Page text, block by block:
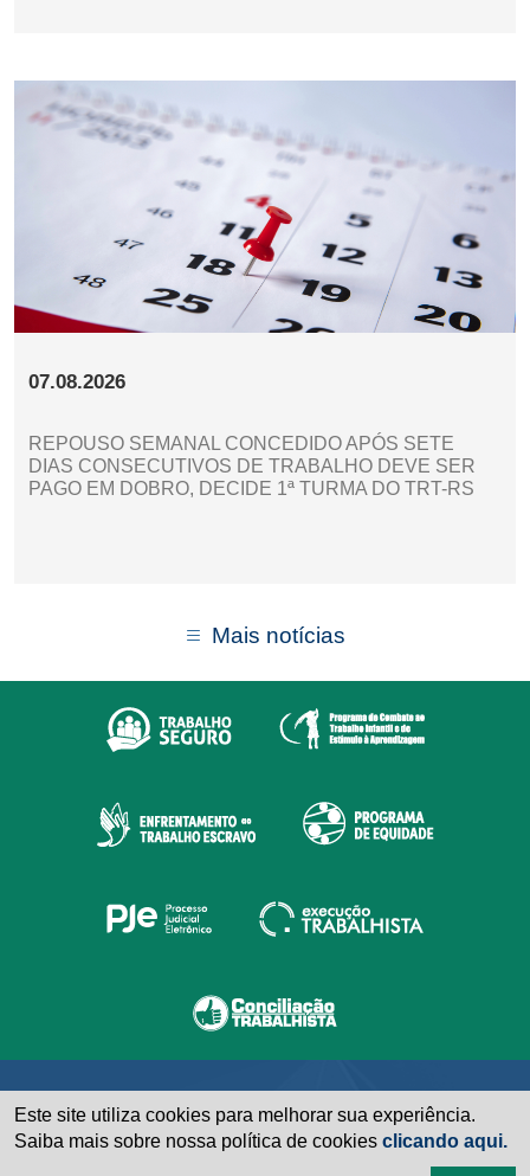
07.08.2026
REPOUSO SEMANAL CONCEDIDO APÓS SETE
DIAS CONSECUTIVOS DE TRABALHO DEVE SER
PAGO EM DOBRO, DECIDE 1ª TURMA DO TRT-RS
Mais notícias
Este site utiliza cookies para melhorar sua experiência.
Saiba mais sobre nossa política de cookies clicando aqui.